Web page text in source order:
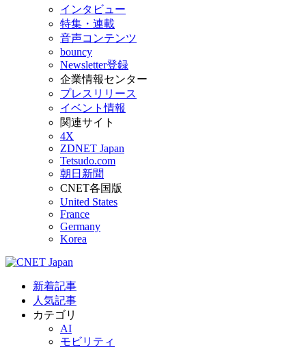
インタビュー
特集・連載
音声コンテンツ
bouncy
Newsletter登録
企業情報センター
プレスリリース
イベント情報
関連サイト
4X
ZDNET Japan
Tetsudo.com
朝日新聞
CNET各国版
United States
France
Germany
Korea
新着記事
人気記事
カテゴリ
AI
モビリティ